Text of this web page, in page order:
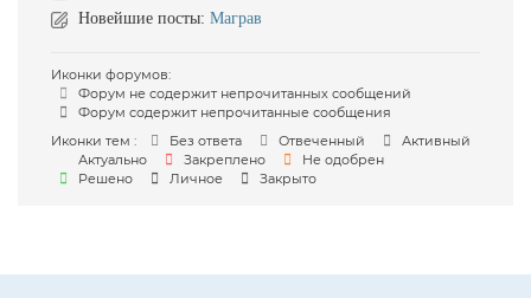
Новейшие посты: Маграв
Иконки форумов:
Форум не содержит непрочитанных сообщений
Форум содержит непрочитанные сообщения
Иконки тем :
Без ответа Отвеченный
Активный
Актуально
Закреплено
Не одобрен
Решено
Личное Закрыто